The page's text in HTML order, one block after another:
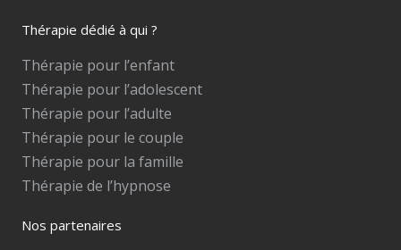
Thérapie dédié à qui ?
Thérapie pour l’enfant
Thérapie pour l’adolescent
Thérapie pour l’adulte
Thérapie pour le couple
Thérapie pour la famille
Thérapie de l’hypnose
Nos partenaires